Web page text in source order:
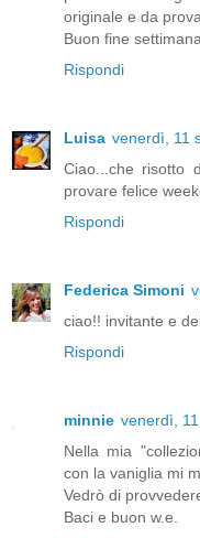
originale e da
Buon fine settimana
Rispondi
Luisa venerdì, 11
Ciao...che risotto
provare felice
Rispondi
Federica Simoni
ciao!! invitante e
Rispondi
minnie venerdì,
Nella mia
con la vaniglia mi
Vedrò di
Baci e buon w.e.